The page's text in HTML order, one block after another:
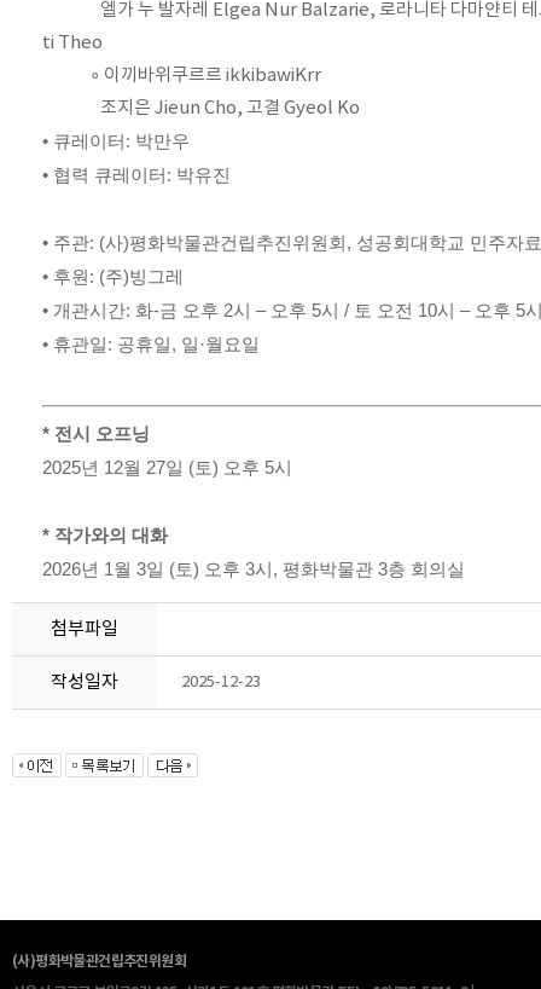
엘가 누 발자레 Elgea Nur Balzarie, 로라니타 다마얀티 테
ti Theo
∘ 이끼바위쿠르르 ikkibawiKrr
조지은 Jieun Cho, 고결 Gyeol Ko
• 큐레이터: 박만우
• 협력 큐레이터: 박유진
• 주관: (사)평화박물관건립추진위원회, 성공회대학교 민주자
• 후원: (주)빙그레
• 개관시간: 화-금 오후 2시 – 오후 5시 / 토 오전 10시 – 오후 5
• 휴관일: 공휴일, 일·월요일
* 전시 오프닝
2025년 12월 27일 (토) 오후 5시
* 작가와의 대화
2026년 1월 3일 (토) 오후 3시, 평화박물관 3층 회의실
첨부파일
작성일자 2025-12-23
(사)평화박물관건립추진위원회